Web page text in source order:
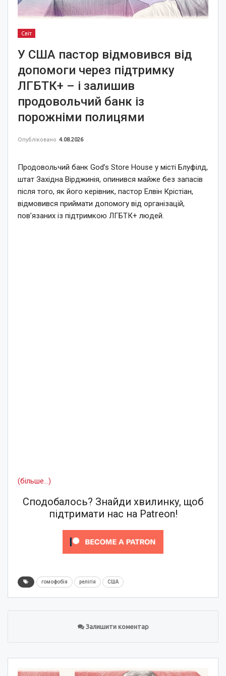
Світ
У США пастор відмовився від
допомоги через підтримку
ЛГБТК+ – і залишив
продовольчий банк із
порожніми полицями
Опубліковано 4.08.2026
Продовольчий банк God’s Store House у місті Блуфілд,
штат Західна Вірджинія, опинився майже без запасів
після того, як його керівник, пастор Елвін Крістіан,
відмовився приймати допомогу від організацій,
пов’язаних із підтримкою ЛГБТК+ людей.
(більше…)
Сподобалось? Знайди хвилинку, щоб
підтримати нас на Patreon!
гомофобія релігія США
Залишити коментар